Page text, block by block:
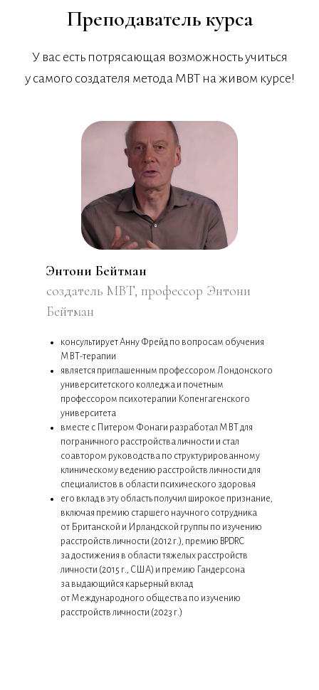
Преподаватель курса
У вас есть потрясающая возможность учиться
у самого создателя метода MBT на живом курсе!
Энтони Бейтман
создатель MBT, профессор Энтони
Бейтман
консультирует Анну Фрейд по вопросам обучения
МВТ-терапии
является приглашенным профессором Лондонского
университетского колледжа и почетным
профессором психотерапии Копенгагенского
университета
вместе с Питером Фонаги разработал МВТ для
пограничного расстройства личности и стал
соавтором руководства по структурированному
клиническому ведению расстройств личности для
специалистов в области психического здоровья
его вклад в эту область получил широкое признание,
включая премию старшего научного сотрудника
от Британской и Ирландской группы по изучению
расстройств личности (2012 г.), премию BPDRC
за достижения в области тяжелых расстройств
личности (2015 г., США) и премию Гандерсона
за выдающийся карьерный вклад
от Международного общества по изучению
расстройств личности (2023 г.)